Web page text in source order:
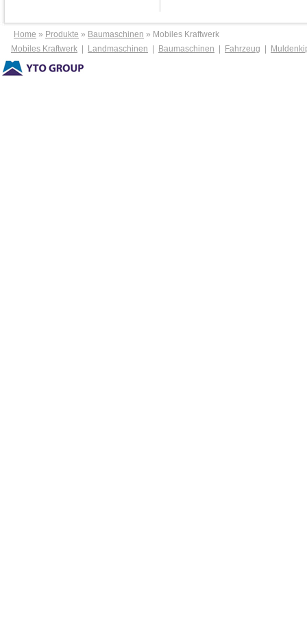
Home » Produkte » Baumaschinen » Mobiles Kraftwerk
Mobiles Kraftwerk
Landmaschinen Baumaschinen Fahrzeug